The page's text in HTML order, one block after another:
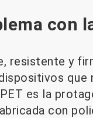
con
resistente y
es la
con